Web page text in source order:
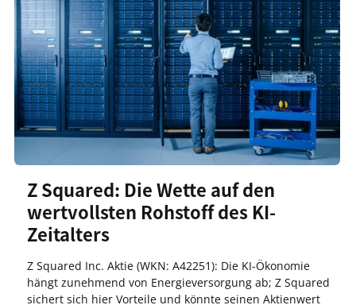
Z Squared: Die Wette auf den
wertvollsten Rohstoff des KI-
Zeitalters
Z Squared Inc. Aktie (WKN: A42251): Die KI-Ökonomie
hängt zunehmend von Energieversorgung ab; Z Squared
sichert sich hier Vorteile und könnte seinen Aktienwert